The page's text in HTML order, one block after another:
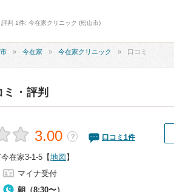
判 1件: 今在家クリニック (松山市)
今在家 今在家クリニック 口コミ
・評判
3.00 ？ 口コミ 1件
在家3-1-5 【地図 】
マイナ受付
朝（8:30〜）